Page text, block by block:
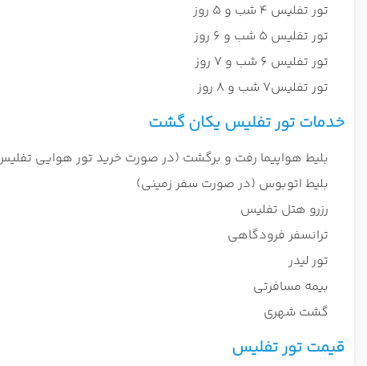
تور تفلیس 4 شب و 5 روز
تور تفلیس 5 شب و 6 روز
تور تفلیس 6 شب و 7 روز
تور تفلیس7 شب و 8 روز
خدمات تور تفلیس یکانگشت
بلیط هواپیما رفت و برگشت (در صورت خرید تور هوایی
بلیط اتوبوس (در صورت سفر زمینی)
رزرو هتل تفلیس
ترانسفر فرودگاهی
تور لیدر
بیمه مسافرتی
گشت شهری
قیمت تور تفلیس